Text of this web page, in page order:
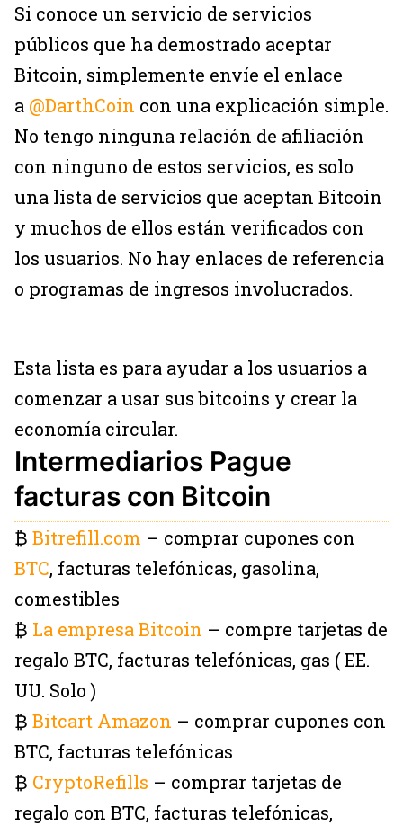
Si conoce un servicio de servicios
públicos que ha demostrado aceptar
Bitcoin, simplemente envíe el enlace
a @DarthCoin con una explicación simple.
No tengo ninguna relación de afiliación
con ninguno de estos servicios, es solo
una lista de servicios que aceptan Bitcoin
y muchos de ellos están verificados con
los usuarios. No hay enlaces de referencia
o programas de ingresos involucrados.
Esta lista es para ayudar a los usuarios a
comenzar a usar sus bitcoins y crear la
economía circular.
Intermediarios Pague
facturas con Bitcoin
₿ Bitrefill.com – comprar cupones con
BTC, facturas telefónicas, gasolina,
comestibles
₿ La empresa Bitcoin – compre tarjetas de
regalo BTC, facturas telefónicas, gas ( EE.
UU. Solo )
₿ Bitcart Amazon – comprar cupones con
BTC, facturas telefónicas
₿ CryptoRefills – comprar tarjetas de
regalo con BTC, facturas telefónicas,